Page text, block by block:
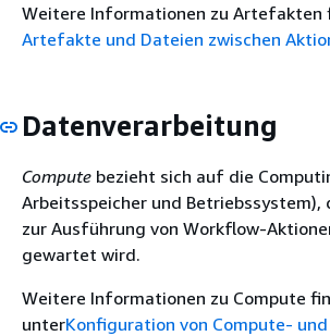
Weitere Informationen zu Artefakten
Artefakte und Dateien zwischen
Datenverarbeitung
Compute bezieht sich auf die
Arbeitsspeicher und Betriebssystem),
zur Ausführung von Workflow-
gewartet wird.
Weitere Informationen zu Compute
unterKonfiguration von Compute-